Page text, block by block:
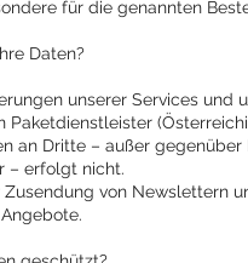
für die genannten
Daten?
unserer Services und
an Dritte – außer
– erfolgt nicht.
von Newslettern